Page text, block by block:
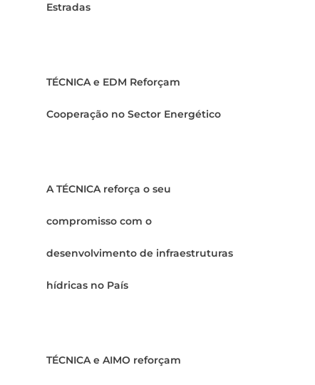
Estradas
TÉCNICA e EDM Reforçam
Cooperação no Sector Energético
A TÉCNICA reforça o seu
compromisso com o
desenvolvimento de infraestruturas
hídricas no País
TÉCNICA e AIMO reforçam